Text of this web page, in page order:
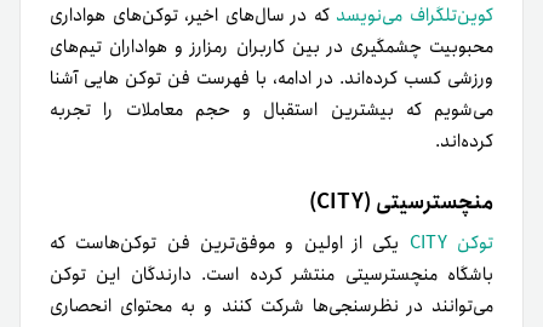
کوین‌تلگراف می‌نویسد که در سال‌های اخیر، توکن‌های هواداری
محبوبیت چشمگیری در بین کاربران رمزارز و هواداران تیم‌های
ورزشی کسب کرده‌اند. در ادامه، با فهرست فن توکن هایی آشنا
می‌شویم که بیشترین استقبال و حجم معاملات را تجربه
کرده‌اند.
منچسترسیتی (CITY)
توکن CITY
یکی از اولین و موفق‌ترین فن توکن‌هاست که
باشگاه منچسترسیتی منتشر کرده است. دارندگان این توکن
می‌توانند در نظرسنجی‌ها شرکت کنند و به محتوای انحصاری